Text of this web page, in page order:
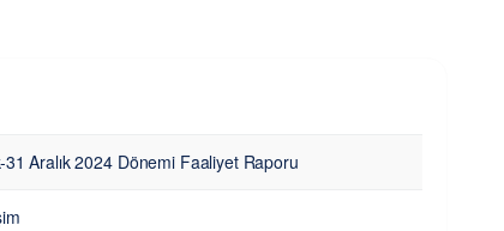
31 Aralık 2024 Dönemi Faaliyet Raporu